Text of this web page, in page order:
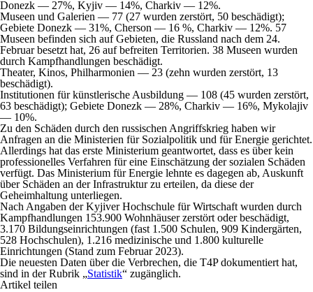
Donezk — 27%, Kyjiv — 14%, Charkiv — 12%.
Museen und Galerien — 77 (27 wurden zerstört, 50 beschädigt);
Gebiete Donezk — 31%, Cherson — 16 %, Charkiv — 12%. 57
Museen befinden sich auf Gebieten, die Russland nach dem 24.
Februar besetzt hat, 26 auf befreiten Territorien. 38 Museen wurden
durch Kampfhandlungen beschädigt.
Theater, Kinos, Philharmonien — 23 (zehn wurden zerstört, 13
beschädigt).
Institutionen für künstlerische Ausbildung — 108 (45 wurden zerstört,
63 beschädigt); Gebiete Donezk — 28%, Charkiv — 16%, Mykolajiv
— 10%.
Zu den Schäden durch den russischen Angriffskrieg haben wir
Anfragen an die Ministerien für Sozialpolitik und für Energie gerichtet.
Allerdings hat das erste Ministerium geantwortet, dass es über kein
professionelles Verfahren für eine Einschätzung der sozialen Schäden
verfügt. Das Ministerium für Energie lehnte es dagegen ab, Auskunft
über Schäden an der Infrastruktur zu erteilen, da diese der
Geheimhaltung unterliegen.
Nach Angaben der Kyjiver Hochschule für Wirtschaft wurden durch
Kampfhandlungen 153.900 Wohnhäuser zerstört oder beschädigt,
3.170 Bildungseinrichtungen (fast 1.500 Schulen, 909 Kindergärten,
528 Hochschulen), 1.216 medizinische und 1.800 kulturelle
Einrichtungen (Stand zum Februar 2023).
Die neuesten Daten über die Verbrechen, die T4P dokumentiert hat,
sind in der Rubrik „Statistik“ zugänglich.
Artikel teilen